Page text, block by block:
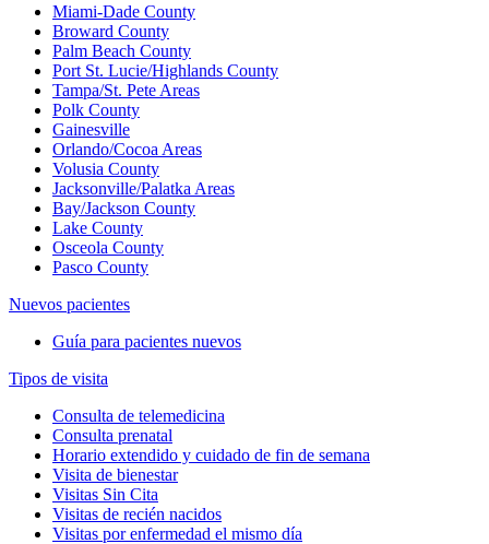
Miami-Dade County
Broward County
Palm Beach County
Port St. Lucie/Highlands County
Tampa/St. Pete Areas
Polk County
Gainesville
Orlando/Cocoa Areas
Volusia County
Jacksonville/Palatka Areas
Bay/Jackson County
Lake County
Osceola County
Pasco County
Nuevos pacientes
Guía para pacientes nuevos
Tipos de visita
Consulta de telemedicina
Consulta prenatal
Horario extendido y cuidado de fin de semana
Visita de bienestar
Visitas Sin Cita
Visitas de recién nacidos
Visitas por enfermedad el mismo día